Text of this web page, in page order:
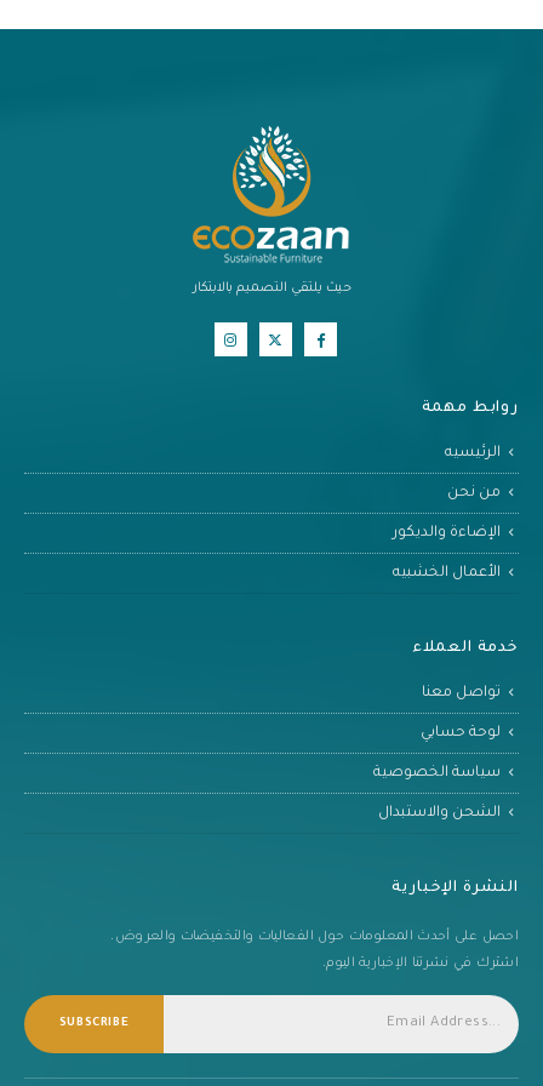
حيث يلتقي التصميم بالابتكار
روابط مهمة
الرئيسيه
من نحن
الإضاءة والديكور
الأعمال الخشبيه
خدمة العملاء
تواصل معنا
لوحة حسابي
سياسة الخصوصية
الشحن والاستبدال
النشرة الإخبارية
احصل على أحدث المعلومات حول الفعاليات والتخفيضات والعروض.
اشترك في نشرتنا الإخبارية اليوم.
SUBSCRIBE